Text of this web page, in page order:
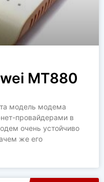
MT880
модель модема
провайдерами в
очень устойчиво
же его